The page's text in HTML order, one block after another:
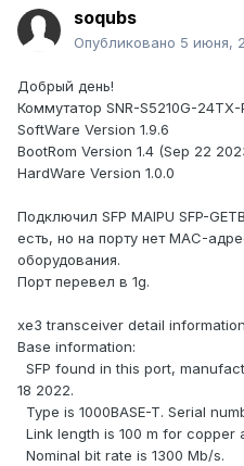
soqubs
Опубликовано 5 июня,
Добрый день!
Коммутатор SNR-S5210G-
SoftWare Version 1.9.6
BootRom Version 1.4 (Sep 22
HardWare Version 1.0.0
Подключил SFP MAIPU SFP-
есть, но на порту нет MAC-
оборудования.
Порт перевел в 1g.
xe3 transceiver detail
Base information:
SFP found in this port,
18 2022.
Type is 1000BASE-T. Serial
Link length is 100 m for copper
Nominal bit rate is 1300 Mb/s.